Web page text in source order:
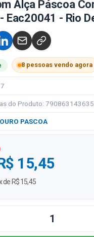
Alça Páscoa
Eac20041 - Rio
8 pessoas vendo agora
do Produto:
PASCOA
15,45
de R$ 15,45